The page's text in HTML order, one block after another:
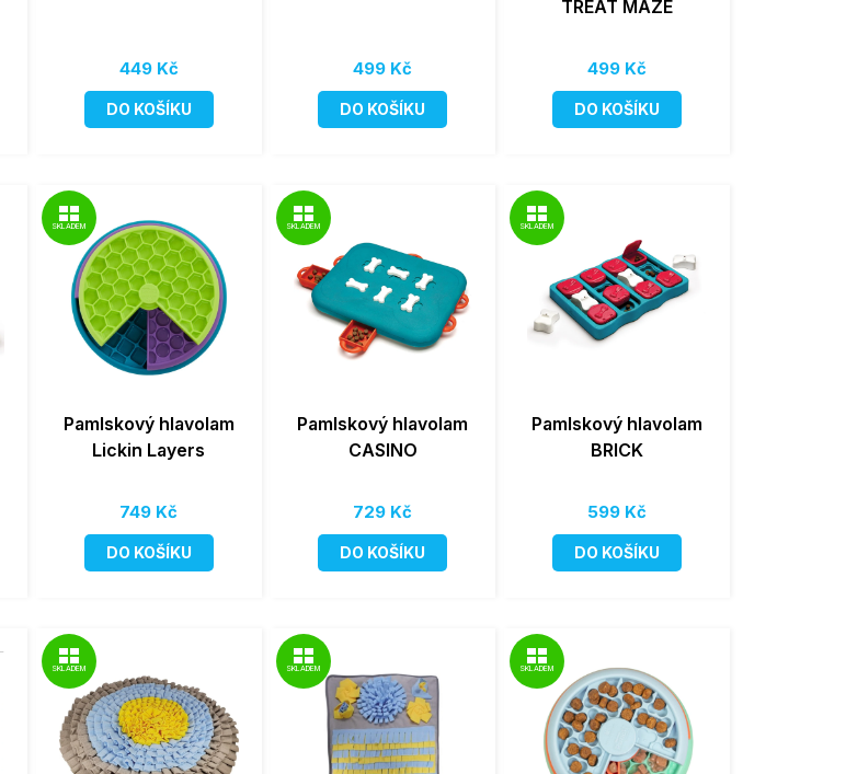
449 Kč
DO KOŠÍKU
499 Kč
DO KOŠÍKU
TREAT MAZE
499 Kč
DO KOŠÍKU
SKLADEM
Pamlskový hlavolam
Lickin Layers
749 Kč
DO KOŠÍKU
SKLADEM
Pamlskový hlavolam
CASINO
729 Kč
DO KOŠÍKU
SKLADEM
Pamlskový hlavolam
BRICK
599 Kč
DO KOŠÍKU
SKLADEM SKLADEM SKLADEM